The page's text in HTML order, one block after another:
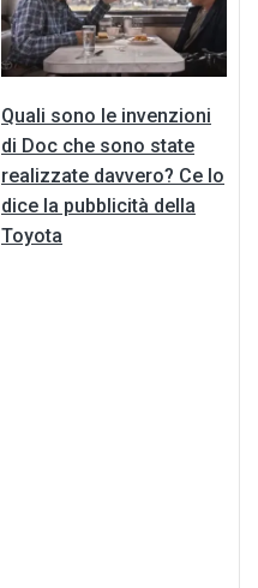
Quali sono le invenzioni
di Doc che sono state
realizzate davvero? Ce lo
dice la pubblicità della
Toyota